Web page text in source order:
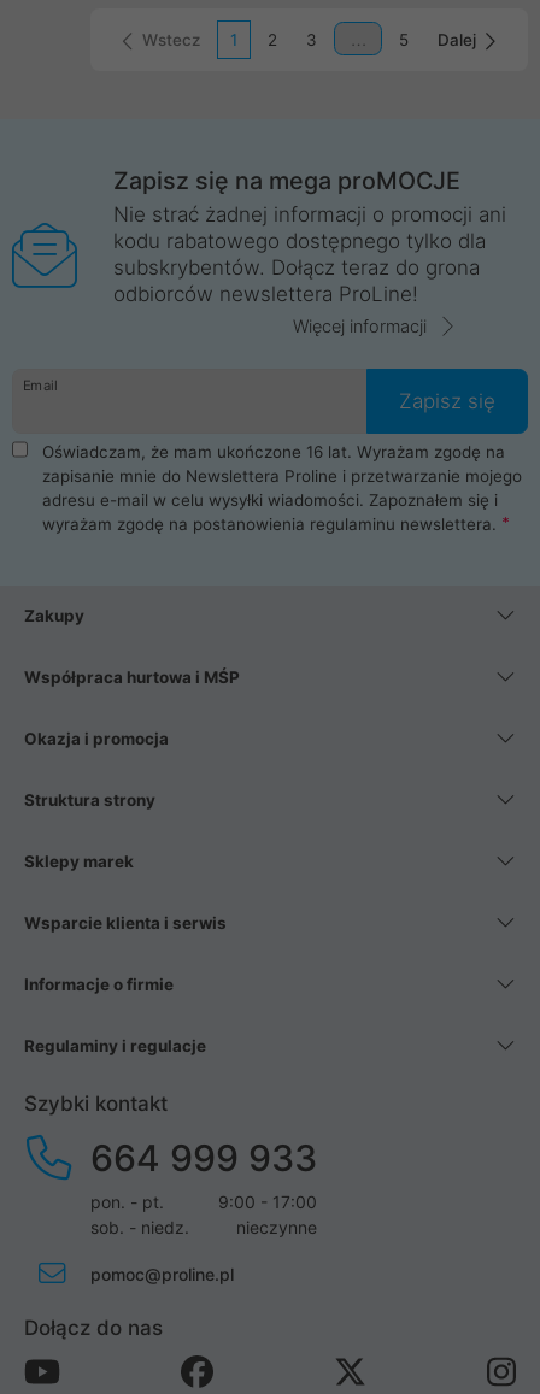
Wstecz 1 2 3 5 Dalej
Zapisz się na mega proMOCJE
Nie strać żadnej informacji o promocji ani
kodu rabatowego dostępnego tylko dla
subskrybentów. Dołącz teraz do grona
odbiorców newslettera ProLine!
Więcej informacji
Email
Zapisz się
Oświadczam, że mam ukończone 16 lat. Wyrażam zgodę na
zapisanie mnie do Newslettera Proline i przetwarzanie mojego
adresu e-mail w celu wysyłki wiadomości. Zapoznałem się i
wyrażam zgodę na postanowienia regulaminu newslettera.
Zakupy
Współpraca hurtowa i MŚP
Okazja i promocja
Struktura strony
Sklepy marek
Wsparcie klienta i serwis
Informacje o firmie
Regulaminy i regulacje
Szybki kontakt
664 999 933
pon. - pt.
9:00 - 17:00
sob. - niedz.
nieczynne
pomoc@proline.pl
Dołącz do nas